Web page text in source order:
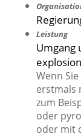
Leistung
Umgang
Wenn
erstmals
zum
oder
oder mit